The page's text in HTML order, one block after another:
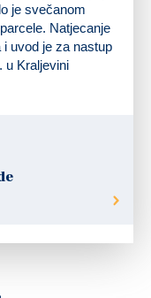
je svečanom
Natjecanje
uvod je za nastup
u Kraljevini